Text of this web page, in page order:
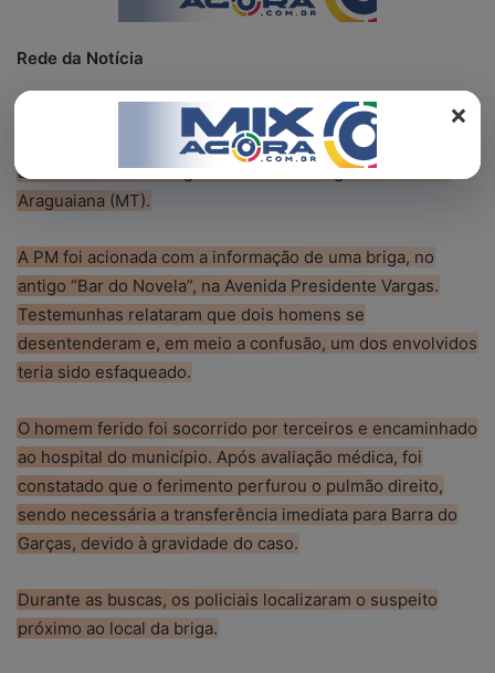
×
Rede da Notícia
Um idoso de 71 anos foi preso pela Polícia Militar na
sexta-feira (12), suspeito de esfaquear um homem de 58
anos durante uma briga em um bar na região central de
Araguaiana (MT).
A PM foi acionada com a informação de uma briga, no
antigo “Bar do Novela”, na Avenida Presidente Vargas.
Testemunhas relataram que dois homens se
desentenderam e, em meio a confusão, um dos envolvidos
teria sido esfaqueado.
O homem ferido foi socorrido por terceiros e encaminhado
ao hospital do município. Após avaliação médica, foi
constatado que o ferimento perfurou o pulmão direito,
sendo necessária a transferência imediata para Barra do
Garças, devido à gravidade do caso.
Durante as buscas, os policiais localizaram o suspeito
próximo ao local da briga.